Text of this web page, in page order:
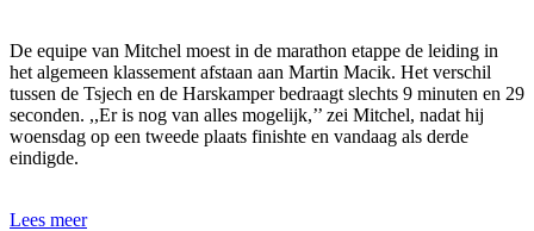
De equipe van Mitchel moest in de marathon etappe de leiding in
het algemeen klassement afstaan aan Martin Macik. Het verschil
tussen de Tsjech en de Harskamper bedraagt slechts 9 minuten en 29
seconden. ,,Er is nog van alles mogelijk,’’ zei Mitchel, nadat hij
woensdag op een tweede plaats finishte en vandaag als derde
eindigde.
Lees meer